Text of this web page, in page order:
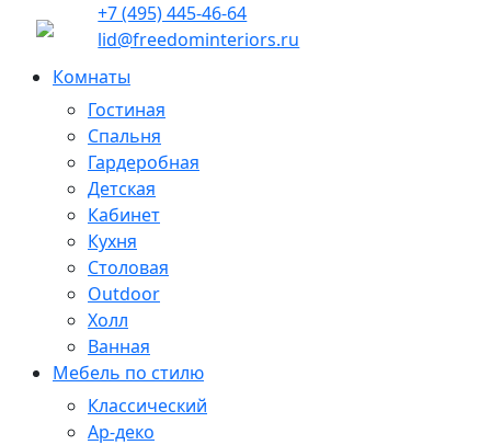
+7 (495) 445-46-64
lid@freedominteriors.ru
Комнаты
Гостиная
Спальня
Гардеробная
Детская
Кабинет
Кухня
Столовая
Outdoor
Холл
Ванная
Мебель по стилю
Классический
Ар-деко